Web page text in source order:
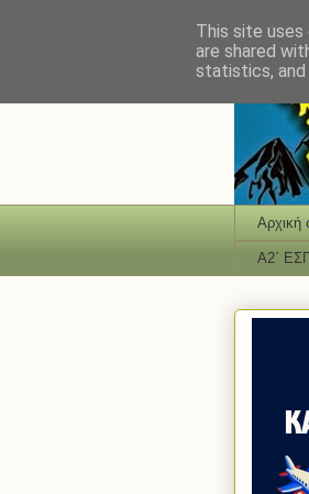
Αρχική
Α2΄
This site
are shared
statistics,